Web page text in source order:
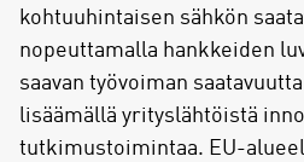
kohtuuhintaisen sähkön
nopeuttamalla hankkeiden
saavan työvoiman
lisäämällä yrityslähtöistä
tutkimustoimintaa. EU-